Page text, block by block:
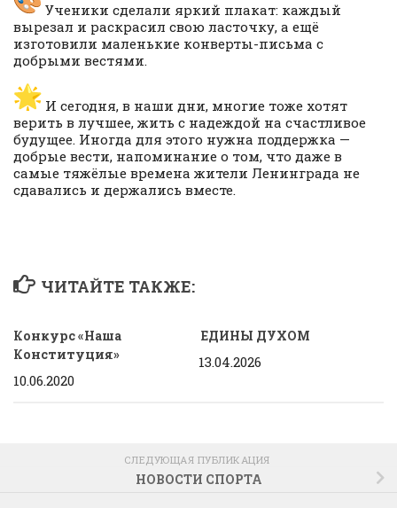
Ученики сделали яркий плакат: каждый
вырезал и раскрасил свою ласточку, а ещё
изготовили маленькие конверты-письма с
добрыми вестями.
И сегодня, в наши дни, многие тоже хотят
верить в лучшее, жить с надеждой на счастливое
будущее. Иногда для этого нужна поддержка —
добрые вести, напоминание о том, что даже в
самые тяжёлые времена жители Ленинграда не
сдавались и держались вместе.
ЧИТАЙТЕ ТАКЖЕ:
Конкурс «Наша
Конституция»
10.06.2020
ЕДИНЫ ДУХОМ
13.04.2026
СЛЕДУЮЩАЯ ПУБЛИКАЦИЯ
НОВОСТИ СПОРТА